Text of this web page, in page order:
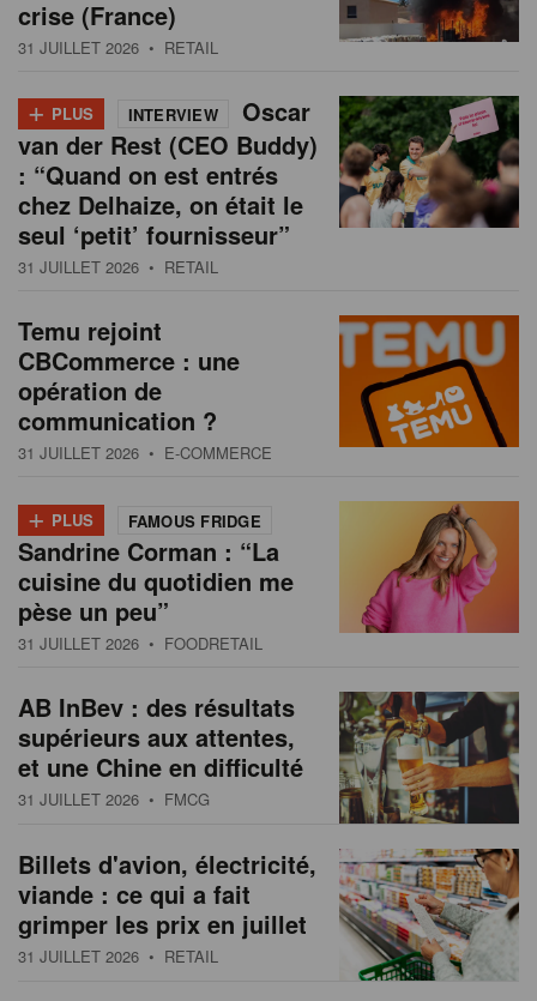
crise (France)
31 JUILLET 2026 • RETAIL
+ PLUS INTERVIEW
Oscar
van der Rest (CEO Buddy)
: “Quand on est entrés
chez Delhaize, on était le
seul ‘petit’ fournisseur”
31 JUILLET 2026 • RETAIL
Temu rejoint
CBCommerce : une
opération de
communication ?
31 JUILLET 2026 • E-COMMERCE
+ PLUS FAMOUS FRIDGE
Sandrine Corman : “La
cuisine du quotidien me
pèse un peu”
31 JUILLET 2026 • FOODRETAIL
AB InBev : des résultats
supérieurs aux attentes,
et une Chine en difficulté
31 JUILLET 2026 • FMCG
Billets d'avion, électricité,
viande : ce qui a fait
grimper les prix en juillet
31 JUILLET 2026 • RETAIL